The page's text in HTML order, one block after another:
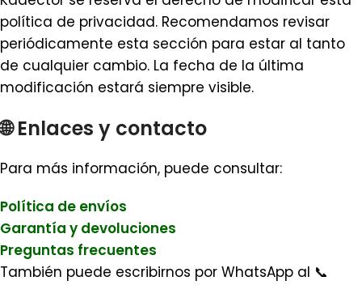
política de privacidad. Recomendamos revisar
periódicamente esta sección para estar al tanto
de cualquier cambio. La fecha de la última
modificación estará siempre visible.
🌐 Enlaces y contacto
Para más información, puede consultar:
Política de envíos
Garantía y devoluciones
Preguntas frecuentes
También puede escribirnos por WhatsApp al 📞